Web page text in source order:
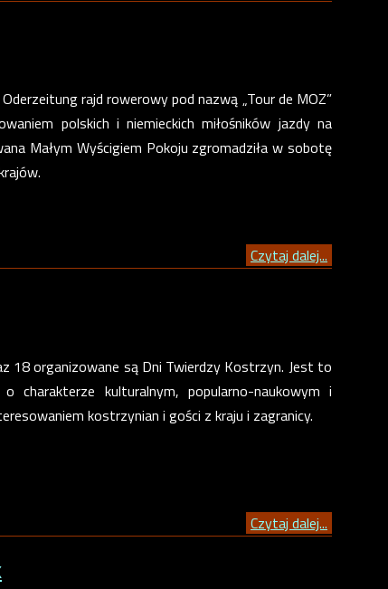
rajd rowerowy pod nazwą „Tour de MOZ”
polskich i niemieckich miłośników jazdy na
Małym Wyścigiem Pokoju zgromadziła w sobotę
Czytaj dalej...
18 organizowane są Dni Twierdzy Kostrzyn. Jest to
charakterze kulturalnym, popularno-naukowym i
kostrzynian i gości z kraju i zagranicy.
Czytaj dalej...